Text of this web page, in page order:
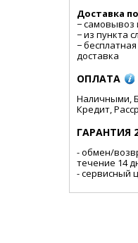
Доставка
− самовывоз
− из пункта
−
доставка
ОПЛАТА
Наличными,
Кредит,
ГАРАНТИЯ
- обмен/
течение 14
- сервисный